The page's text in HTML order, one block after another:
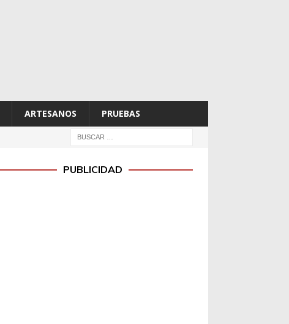
ARTESANOS PRUEBAS
PUBLICIDAD